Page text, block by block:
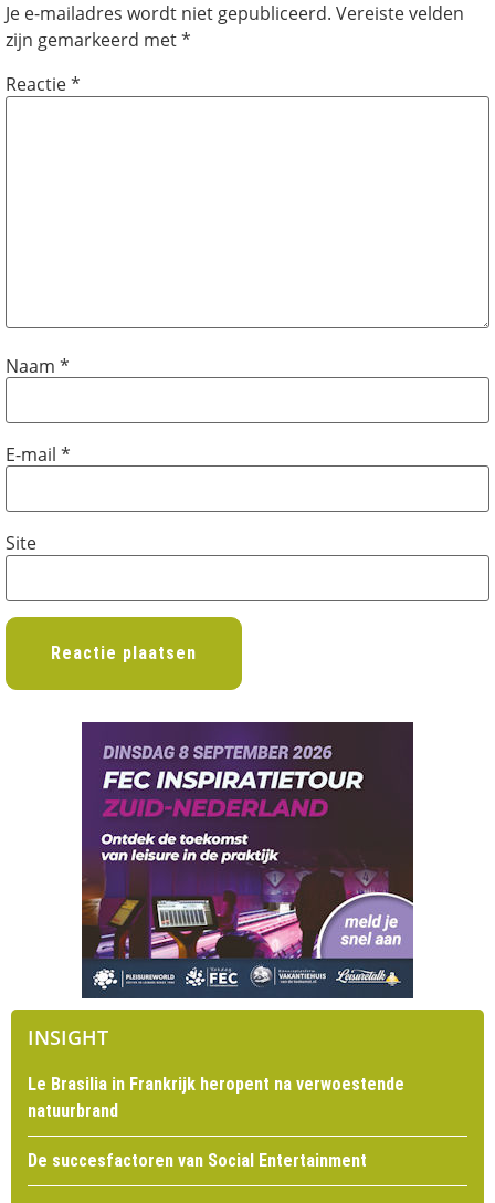
Je e-mailadres wordt niet gepubliceerd. Vereiste velden
zijn gemarkeerd met*
Reactie*
Naam *
E-mail *
Site
INSIGHT
Le Brasilia in Frankrijk heropent na verwoestende
natuurbrand
De succesfactoren van Social Entertainment